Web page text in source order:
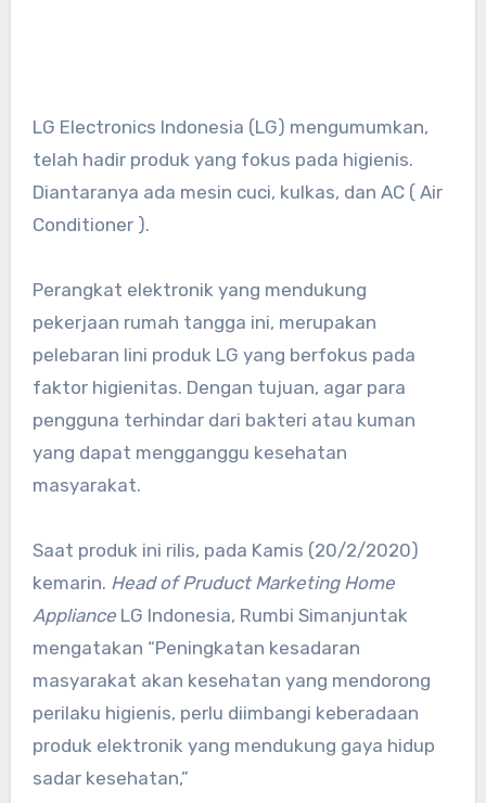
LG Electronics Indonesia (LG) mengumumkan,
telah hadir produk yang fokus pada higienis.
Diantaranya ada mesin cuci, kulkas, dan AC ( Air
Conditioner ).
Perangkat elektronik yang mendukung
pekerjaan rumah tangga ini, merupakan
pelebaran lini produk LG yang berfokus pada
faktor higienitas. Dengan tujuan, agar para
pengguna terhindar dari bakteri atau kuman
yang dapat mengganggu kesehatan
masyarakat.
Saat produk ini rilis, pada Kamis (20/2/2020)
kemarin. Head of Pruduct Marketing Home
ApplianceLG Indonesia, Rumbi Simanjuntak
mengatakan “Peningkatan kesadaran
masyarakat akan kesehatan yang mendorong
perilaku higienis, perlu diimbangi keberadaan
produk elektronik yang mendukung gaya hidup
sadar kesehatan,”